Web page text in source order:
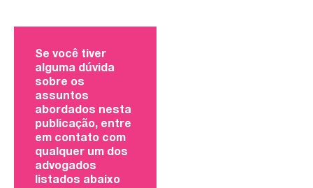
Se você tiver
alguma dúvida
sobre os
assuntos
abordados nesta
publicação, entre
em contato com
qualquer um dos
advogados
listados abaixo